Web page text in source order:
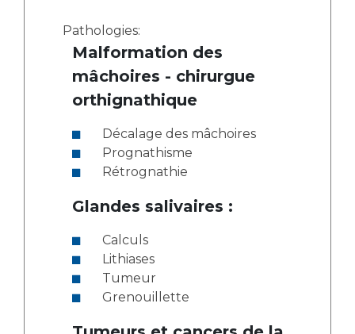
Pathologies:
Malformation des
mâchoires - chirurgue
orthignathique
Décalage des mâchoires
Prognathisme
Rétrognathie
Glandes salivaires :
Calculs
Lithiases
Tumeur
Grenouillette